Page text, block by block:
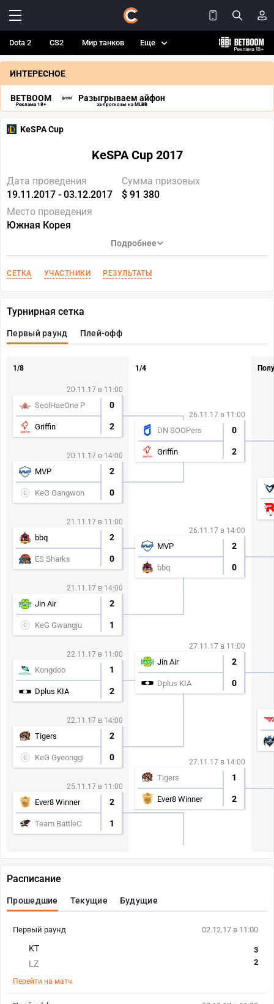
Dota 2 CS2 Мир танков Еще
ИНТЕРЕСНОЕ
BETBOOM
Реклама 18+
Разыгрываем айфон
за прогнозы на MLBB
KeSPA Cup
KeSPA Cup 2017
Дата проведения
19.11.2017 - 03.12.2017
Сумма призовых
$ 91 380
Место проведения
Южная Корея
Подробнее
СЕТКА УЧАСТНИКИ РЕЗУЛЬТАТЫ
Турнирная сетка
Первый раунд Плей-офф
1/8
20.11.17 в 11:00
SeolHaeOne P 0
Griffin 2
20.11.17 в 14:00
MVP 2
KeG Gangwon 0
21.11.17 в 11:00
bbq 2
ES Sharks 0
21.11.17 в 14:00
Jin Air 2
KeG Gwangju 1
22.11.17 в 11:00
Kongdoo 1
Dplus KIA 2
22.11.17 в 14:00
Tigers 2
KeG Gyeonggi 0
25.11.17 в 11:00
Ever8 Winner 2
Team BattleC 1
1/4
26.11.17 в 11:00
DN SOOPers 0
Griffin 2
26.11.17 в 14:00
MVP 2
bbq 0
27.11.17 в 11:00
Jin Air 2
Dplus KIA 0
27.11.17 в 14:00
Tigers 1
Ever8 Winner 2
Расписание
Прошедшие Текущие Будущие
02.12.17 в 11:00
KT
LZ
3
2
Перейти на матч
Первый раунд